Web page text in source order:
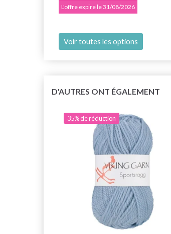
L'offre expire le 31/08/2026
Voir toutes les options
D'AUTRES ONT ÉGALEMENT
35% de réduction